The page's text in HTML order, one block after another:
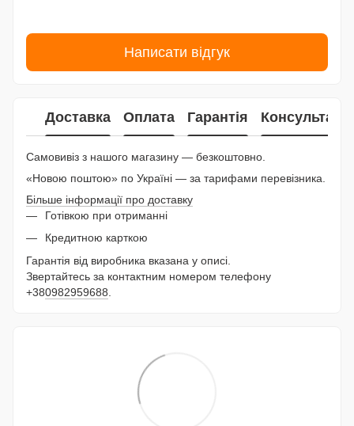
Написати відгук
Доставка Оплата Гарантія Консультація
Самовивіз з нашого магазину — безкоштовно.
«Новою поштою» по Україні — за тарифами перевізника.
Більше інформації про доставку
Готівкою при отриманні
Кредитною карткою
Гарантія від виробника вказана у описі.
Звертайтесь за контактним номером телефону
+380982959688